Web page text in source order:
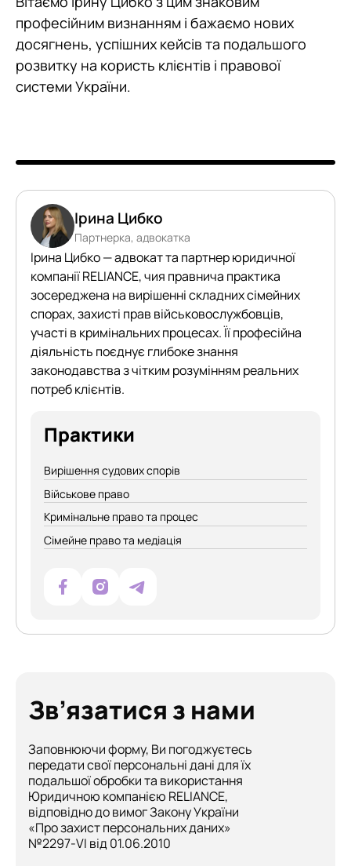
професійним визнанням і бажаємо нових
досягнень, успішних кейсів та подальшого
розвитку на користь клієнтів і правової
системи України.
Ірина Цибко
Партнерка, адвокатка
Ірина Цибко — адвокат та партнер юридичної
компанії RELIANCE, чия правнича практика
зосереджена на вирішенні складних сімейних
спорах, захисті прав військовослужбовців,
участі в кримінальних процесах. Її професійна
діяльність поєднує глибоке знання
законодавства з чітким розумінням реальних
потреб клієнтів.
Практики
Вирішення судових спорів
Військове право
Кримінальне право та процес
Сімейне право та медіація
Зв’язатися з нами
Заповнюючи форму, Ви погоджуєтесь
передати свої персональні дані для їх
подальшої обробки та використання
Юридичною компанією RELIANCE,
відповідно до вимог Закону України
«Про захист персональних даних»
№2297-VI від 01.06.2010